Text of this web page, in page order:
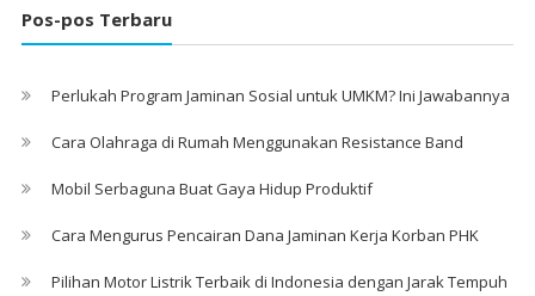
Pos-pos Terbaru
Perlukah Program Jaminan Sosial untuk UMKM? Ini Jawabannya
Cara Olahraga di Rumah Menggunakan Resistance Band
Mobil Serbaguna Buat Gaya Hidup Produktif
Cara Mengurus Pencairan Dana Jaminan Kerja Korban PHK
Pilihan Motor Listrik Terbaik di Indonesia dengan Jarak Tempuh